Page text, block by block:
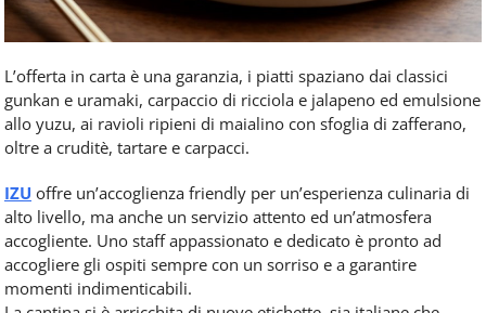
L’offerta in carta è una garanzia, i piatti spaziano dai classici
gunkan e uramaki, carpaccio di ricciola e jalapeno ed emulsione
allo yuzu, ai ravioli ripieni di maialino con sfoglia di zafferano,
oltre a cruditè, tartare e carpacci.
IZU offre un’accoglienza friendly per un’esperienza culinaria di
alto livello, ma anche un servizio attento ed un’atmosfera
accogliente. Uno staff appassionato e dedicato è pronto ad
accogliere gli ospiti sempre con un sorriso e a garantire
momenti indimenticabili.